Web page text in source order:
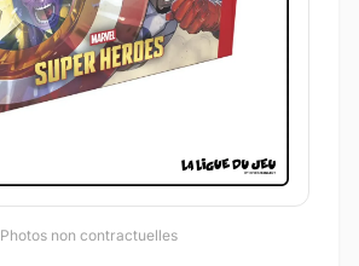
Photos non contractuelles